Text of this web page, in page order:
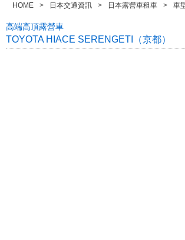
HOME 日本交通資訊 日本露營車租車 車
高端高頂露營車
TOYOTA HIACE SERENGETI（京都）